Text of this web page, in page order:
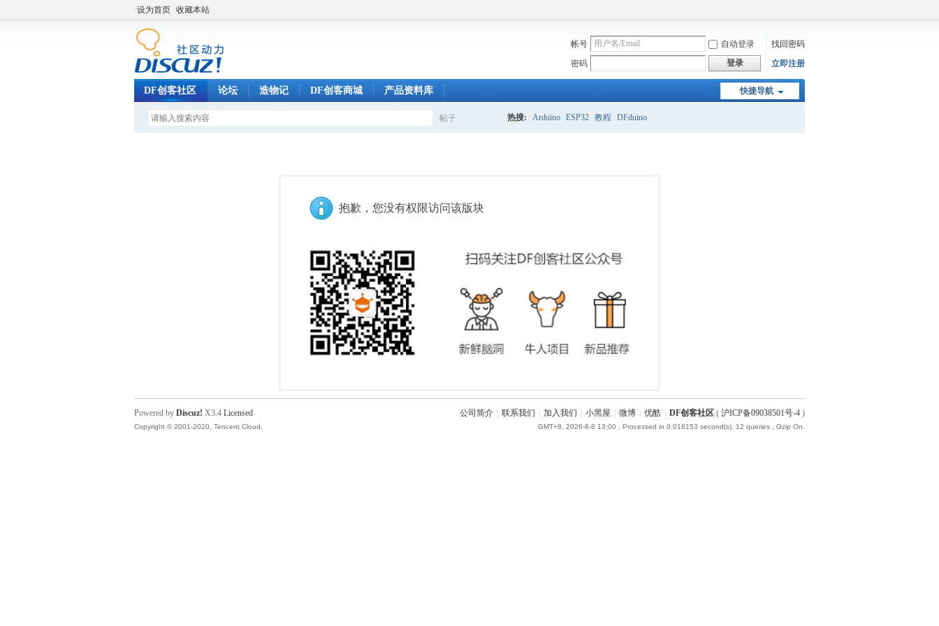
设为首页 收藏本站
帐号 自动登录
找回密码
密码
登录 立即注册
快捷导航
DF创客社区 论坛 造物记 DF创客商城 产品资料库
帖子 热搜: Arduino ESP32 教程 DFduino
抱歉，您没有权限访问该版块
公司简介 联系我们 加入我们 小黑屋 微博 优酷 DF创客社区 ( 沪ICP备09038501号-4 )
GMT+8, 2026-8-8 13:00 , Processed in 0.018153 second(s), 12 queries , Gzip On.
Powered by Discuz! X3.4 Licensed
Copyright © 2001-2020, Tencent Cloud.